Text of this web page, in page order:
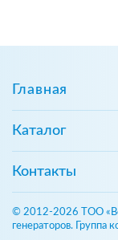
Главная
Каталог
Контакты
© 2012-2026 ТОО
генераторов. Группа